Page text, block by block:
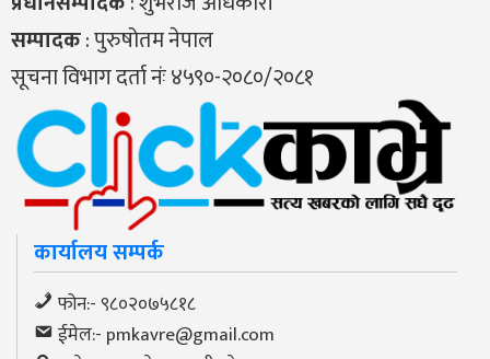
सम्पादक: पुरुषोतम नेपाल
सूचना विभाग दर्ता नंः ४५९०-२०८०/२०८१
कार्यालय सम्पर्क
फोन:- ९८०२०७५८१८
ईमेल:- pmkavre@gmail.com